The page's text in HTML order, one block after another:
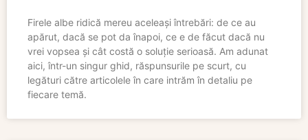
Firele albe ridică mereu aceleași întrebări: de ce au
apărut, dacă se pot da înapoi, ce e de făcut dacă nu
vrei vopsea și cât costă o soluție serioasă. Am adunat
aici, într-un singur ghid, răspunsurile pe scurt, cu
legături către articolele în care intrăm în detaliu pe
fiecare temă.